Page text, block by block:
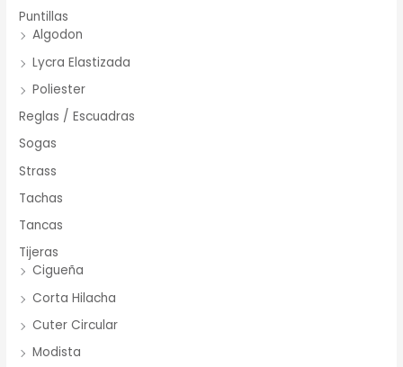
Puntillas
Algodon
Lycra Elastizada
Poliester
Reglas / Escuadras
Sogas
Strass
Tachas
Tancas
Tijeras
Cigueña
Corta Hilacha
Cuter Circular
Modista